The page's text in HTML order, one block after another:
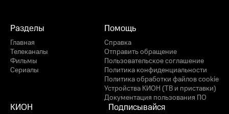
Разделы
Главная
Телеканалы
Фильмы
Сериалы
Помощь
Справка
Отправить обращение
Пользовательское соглашение
Политика конфиденциальности
Политика обработки файлов cookie
Устройства КИОН (ТВ и приставки)
Документация пользования ПО
КИОН Подписывайся